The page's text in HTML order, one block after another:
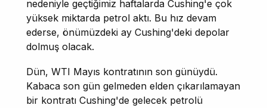
nedeniyle geçtiğimiz haftalarda Cushing'e çok
yüksek miktarda petrol aktı. Bu hız devam
ederse, önümüzdeki ay Cushing'deki depolar
dolmuş olacak.
Dün, WTI Mayıs kontratının son günüydü.
Kabaca son gün gelmeden elden çıkarılamayan
bir kontratı Cushing'de gelecek petrolü